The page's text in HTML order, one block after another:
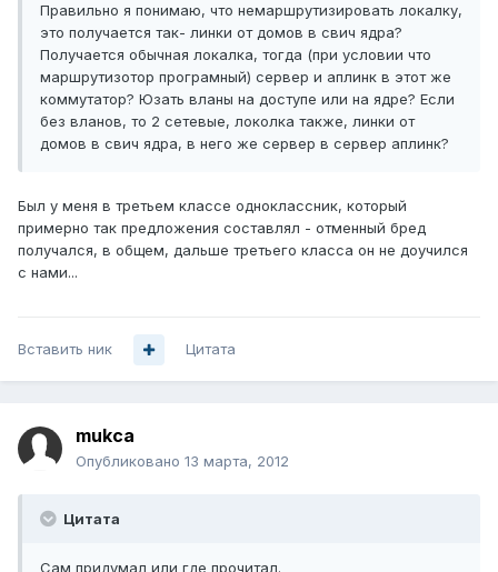
Правильно я понимаю, что немаршрутизировать локалку,
это получается так- линки от домов в свич ядра?
Получается обычная локалка, тогда (при условии что
маршрутизотор програмный) сервер и аплинк в этот же
коммутатор? Юзать вланы на доступе или на ядре? Если
без вланов, то 2 сетевые, локолка также, линки от
домов в свич ядра, в него же сервер в сервер аплинк?
Был у меня в третьем классе одноклассник, который
примерно так предложения составлял - отменный бред
получался, в общем, дальше третьего класса он не доучился
с нами...
Вставить ник Цитата
mukca
Опубликовано 13 марта, 2012
Цитата
Сам придумал или где прочитал.